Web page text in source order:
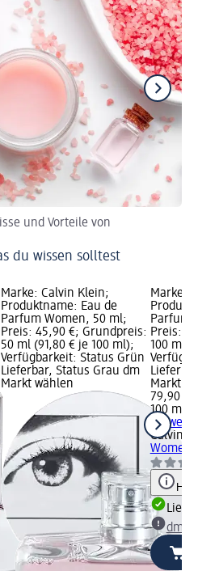
und Vorteile von
du wissen solltest
Marke: Calvin Klein;
Produktname: Eau de
Parfum Women, 50 ml;
Preis: 45,90 €; Grundpreis:
50 ml (91,80 € je 100 ml);
Verfügbarkeit: Status Grün
Lieferbar, Status Grau dm
Markt wählen
Marke:
Parfum
Preis:
100 ml
Markt
79,90 €
100 ml
+ 1
Calvin
Women,
dm